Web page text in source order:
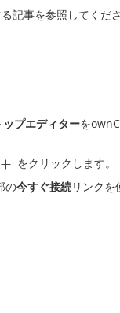
記事を参照してくださ
プエディターを
をクリックします。
の今すぐ接続リンクを